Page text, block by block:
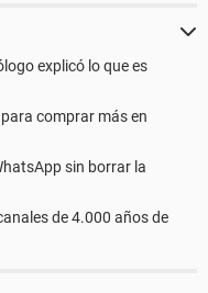
explicó lo que es
comprar más en
sin borrar la
de 4.000 años de